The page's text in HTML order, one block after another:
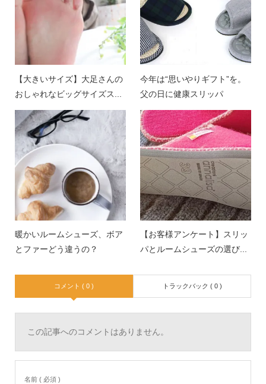
【大きいサイズ】大足さんの
おしゃれなビッグサイズス...
今年は“思いやりギフト”を。
父の日に健康スリッパ
暖かいルームシューズ、ボア
とファーどう違うの？
【お客様アンケート】スリッ
パとルームシューズの選び...
コメント ( 0 ) トラックバック ( 0 )
この記事へのコメントはありません。
名前 ( 必須 )